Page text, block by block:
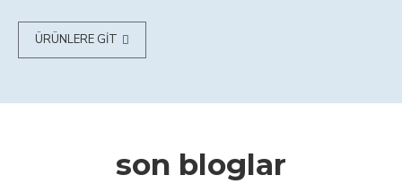
ÜRÜNLERE GIT
son bloglar